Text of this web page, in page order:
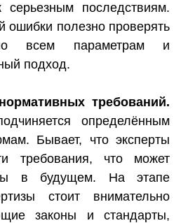
серьезным последствиям.
ошибки полезно проверять
всем параметрам и
подход.
требований.
определённым
Бывает, что эксперты
требования, что может
в будущем. На этапе
стоит внимательно
законы и стандарты,